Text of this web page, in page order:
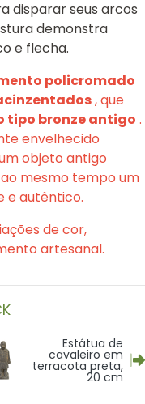
disparar seus arcos
demonstra
e flecha.
policromado
, que
tipo bronze antigo .
envelhecido
objeto antigo
mesmo tempo um
e autêntico.
de cor,
artesanal.
Estátua de
cavaleiro em
terracota preta,
20 cm